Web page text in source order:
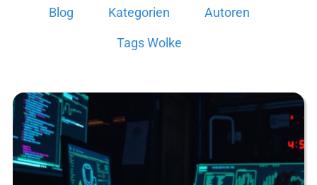
Blog Kategorien Autoren
Tags Wolke